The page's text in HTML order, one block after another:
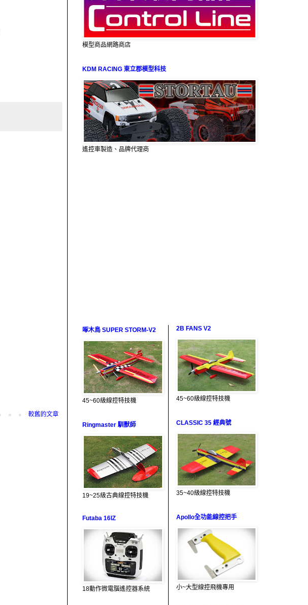
較舊的文章
模型商品網路商店
KDM RACING 東立郡模型科技
遙控車製造、品牌代理商
啄木鳥 SUPER STORM-V2
45~60級線控特技機
Ringmaster 馴獸師
19~25級古典線控特技機
Futaba 16IZ
18動作微電腦遙控器系統
2B FANS V2
45~60級線控特技機
CLASSIC 35 經典號
35~40級線控特技機
Apollo全功能線控把手
小~大型線控飛機專用